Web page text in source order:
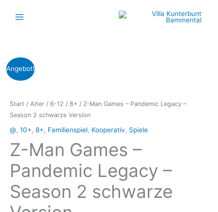
Inhalt
Angebot!
Start / Alter / 6-12 / 8+ / Z-Man Games – Pandemic Legacy –
Season 2 schwarze Version
@, 10+, 8+, Familienspiel, Kooperativ, Spiele
Z-Man Games –
Pandemic Legacy –
Season 2 schwarze
war:
79,99 €
ist:
49,99 €.